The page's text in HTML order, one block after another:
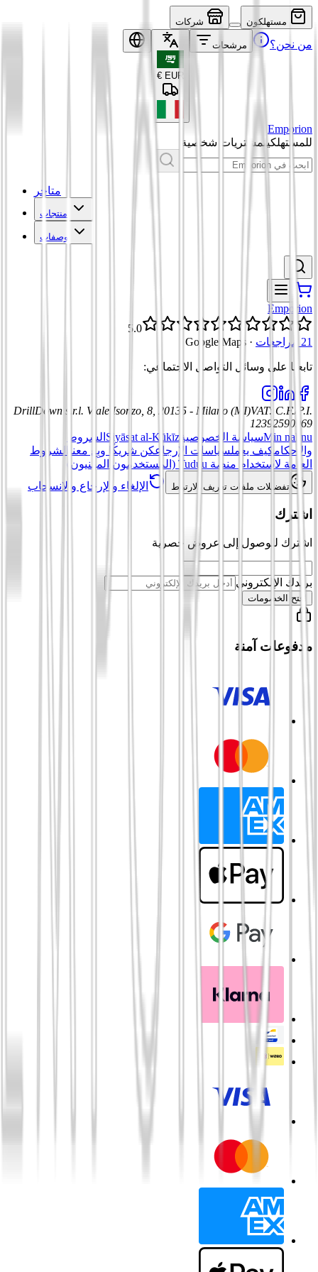
مستهلكون شركات
من نحن؟ مرشحات
EUR
€
Emporion
للمستهلكينمشتريات شخصية
متاجر
منتجات
وصفات
Emporion
5.0
21 مراجعات
·
Google Maps
تابعنا على وسائل التواصل الاجتماعي:
DrillDown s.r.l. Viale Isonzo, 8, 20135 - Milano (MI)VAT: C.F./P.I.
12392590969
Min nahnuسياسة الخصوصية Siyāsat al-Kūkīz الشروط
والأحكامكيف يعملسياسات الإرجاعكن شريكًا وبِع معنا
الشروط
العامة لاستخدام منصة Tuduu (المستخدمون المهنيون)
تفضيلات ملفات تعريف الارتباط الإلغاء والإرجاع والانسحاب
اشترك
اشترك للوصول إلى عروض حصرية
بريدك الإلكتروني
افتح الخصومات
مدفوعات آمنة